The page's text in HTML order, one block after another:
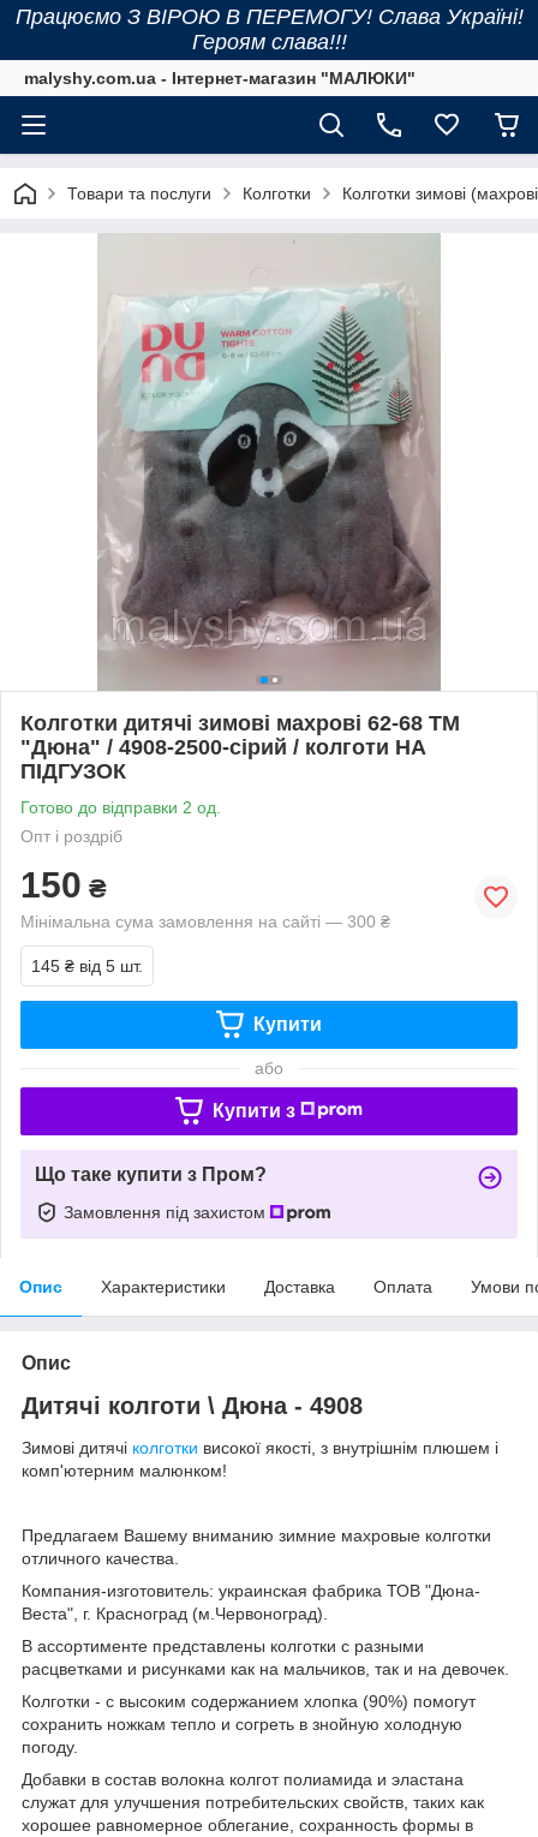
Працюємо З ВІРОЮ В ПЕРЕМОГУ! Слава Україні!
Героям слава!!!
malyshy.com.ua - Інтернет-магазин "МАЛЮКИ"
Товари та послуги Колготки Колготки зимові
Колготки дитячі зимові махрові 62-68 ТМ
"Дюна" / 4908-2500-сірий / колготи НА
ПІДГУЗОК
Готово до відправки 2 од.
Опт і роздріб
150 ₴
Мінімальна сума замовлення на сайті — 300 ₴
145 ₴ від 5 шт.
Купити
або
Купити з
Що таке купити з Пром?
Замовлення під захистом
Опис Характеристики Доставка Оплата Умови
Опис
Дитячі колготи \ Дюна - 4908
Зимові дитячі колготки високої якості, з внутрішнім плюшем і
комп'ютерним малюнком!
Предлагаем Вашему вниманию зимние махровые колготки
отличного качества.
Компания-изготовитель: украинская фабрика ТОВ "Дюна-
Веста", г. Красноград (м.Червоноград).
В ассортименте представлены колготки с разными
расцветками и рисунками как на мальчиков, так и на девочек.
Колготки - с высоким содержанием хлопка (90%) помогут
сохранить ножкам тепло и согреть в знойную холодную
погоду.
Добавки в состав волокна колгот полиамида и эластана
служат для улучшения потребительских свойств, таких как
хорошее равномерное облегание, сохранность формы в